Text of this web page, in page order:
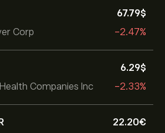
Corp
67.79‎$‎
-2.47%
Companies Inc
6.29‎$‎
-2.33%
22.20‎€‎